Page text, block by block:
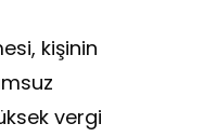
kişinin
vergi